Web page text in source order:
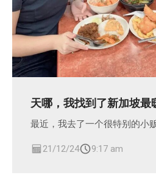
天哪，我找到了新加坡最
最近，我去了一个很特别的小
21/12/24 9:17 am